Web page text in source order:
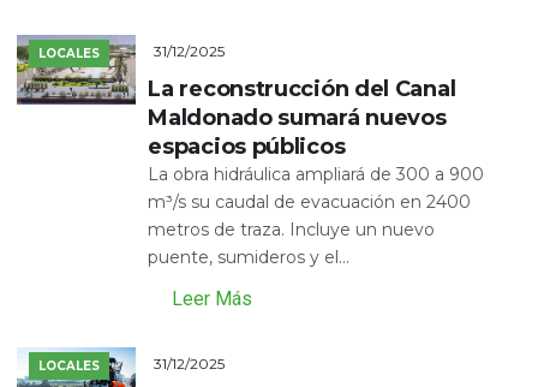
LOCALES 31/12/2025
La reconstrucción del Canal
Maldonado sumará nuevos
espacios públicos
La obra hidráulica ampliará de 300 a 900
m³/s su caudal de evacuación en 2400
metros de traza. Incluye un nuevo
puente, sumideros y el...
Leer Más
LOCALES 31/12/2025